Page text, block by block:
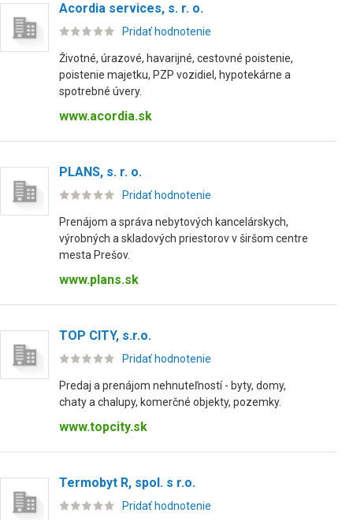
Acordia services, s. r. o.
Pridať hodnotenie
Životné, úrazové, havarijné, cestovné poistenie,
poistenie majetku, PZP vozidiel, hypotekárne a
spotrebné úvery.
www.acordia.sk
PLANS, s. r. o.
Pridať hodnotenie
Prenájom a správa nebytových kancelárskych,
výrobných a skladových priestorov v širšom centre
mesta Prešov.
www.plans.sk
TOP CITY, s.r.o.
Pridať hodnotenie
Predaj a prenájom nehnuteľností - byty, domy,
chaty a chalupy, komerčné objekty, pozemky.
www.topcity.sk
Termobyt R, spol. s r.o.
Pridať hodnotenie